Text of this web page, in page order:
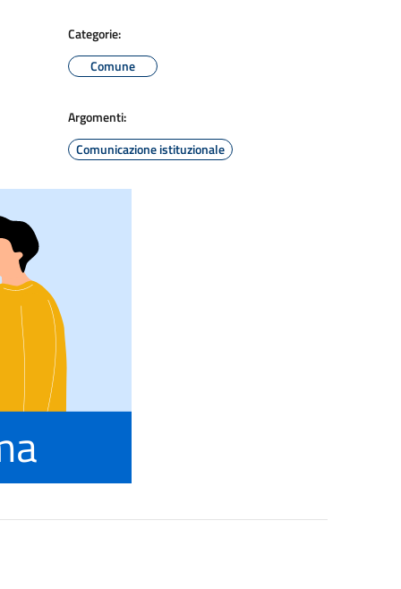
Categorie:
Comune
Argomenti:
Comunicazione istituzionale